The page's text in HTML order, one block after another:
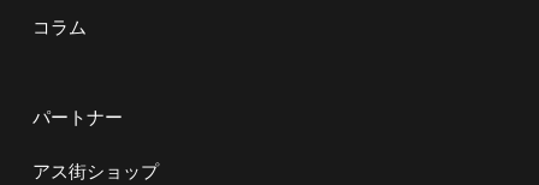
コラム
パートナー
アス街ショップ